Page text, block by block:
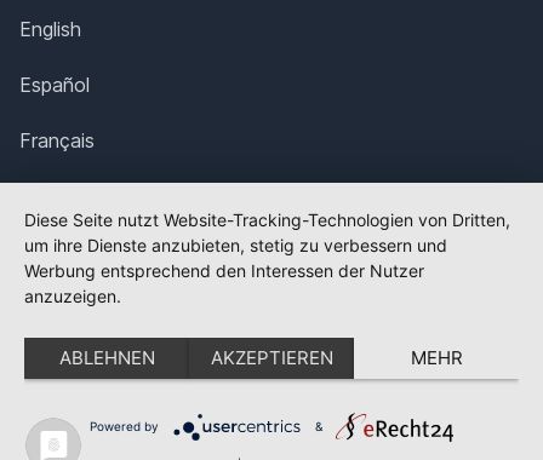
English
Español
Français
Polska
Português
Nederlands
Svenska
Diese Seite nutzt Website-Tracking-Technologien von Dritten,
um ihre Dienste anzubieten, stetig zu verbessern und
Werbung entsprechend den Interessen der Nutzer
anzuzeigen.
ABLEHNEN AKZEPTIEREN MEHR
Powered by &